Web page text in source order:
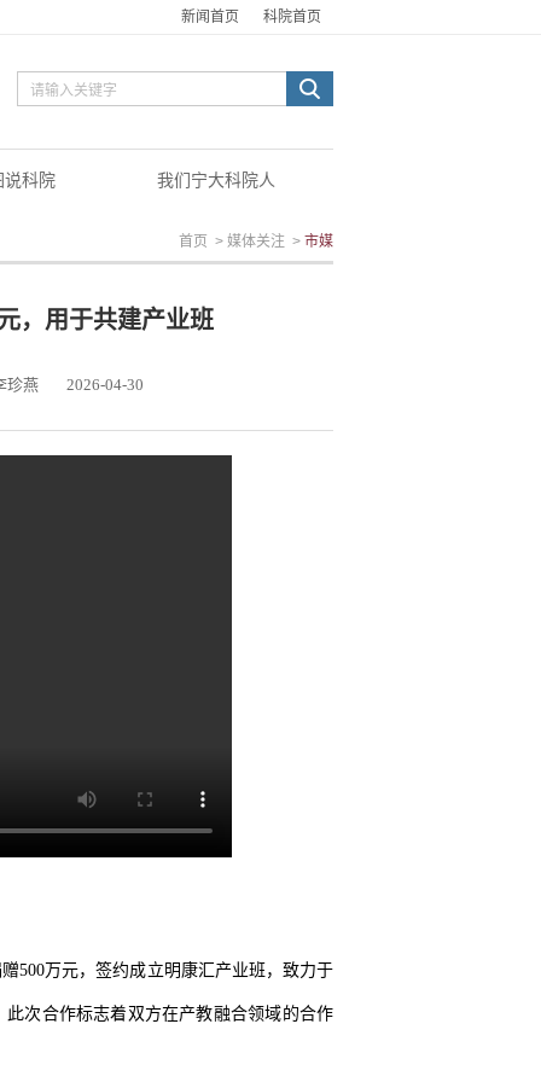
新闻首页 科院首页
说科院 我们宁大科院人
首页 > 媒体关注 > 市媒
，用于共建产业班
珍燕 2026-04-30
500万元，签约成立明康汇产业班，致力于
次合作标志着双方在产教融合领域的合作